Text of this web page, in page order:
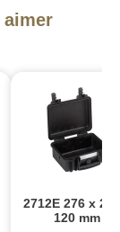
aimer
2712E 276 x
120 mm